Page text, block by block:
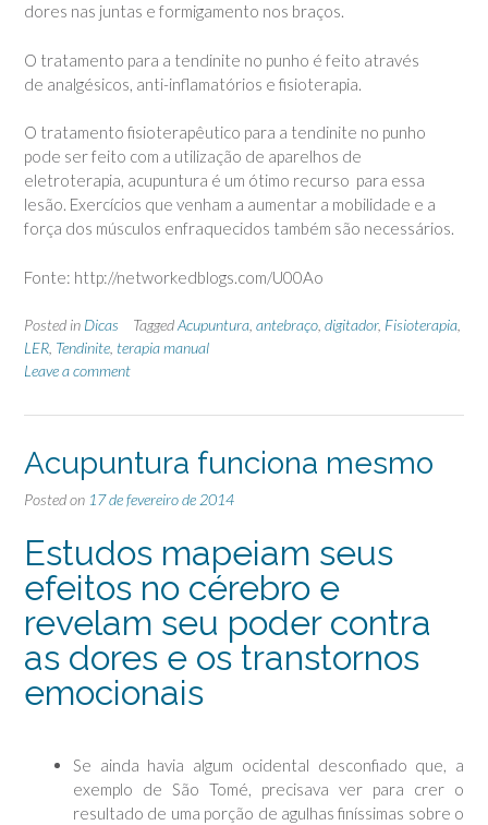
dores nas juntas e formigamento nos braços.
O tratamento para a tendinite no punho é feito através
de analgésicos, anti-inflamatórios e fisioterapia.
O tratamento fisioterapêutico para a tendinite no punho
pode ser feito com a utilização de aparelhos de
eletroterapia, acupuntura é um ótimo recurso para essa
lesão. Exercícios que venham a aumentar a mobilidade e a
força dos músculos enfraquecidos também são necessários.
Fonte: http://networkedblogs.com/U00Ao
Posted in Dicas TaggedAcupuntura antebraço digitador, Fisioterapia
LER Tendinite terapia manual
Leave a comment
Acupuntura funciona mesmo
Posted on 17 de fevereiro de 2014
Estudos mapeiam seus
efeitos no cérebro e
revelam seu poder contra
as dores e os transtornos
emocionais
Se ainda havia algum ocidental desconfiado que, a
exemplo de São Tomé, precisava ver para crer o
resultado de uma porção de agulhas finíssimas sobre o